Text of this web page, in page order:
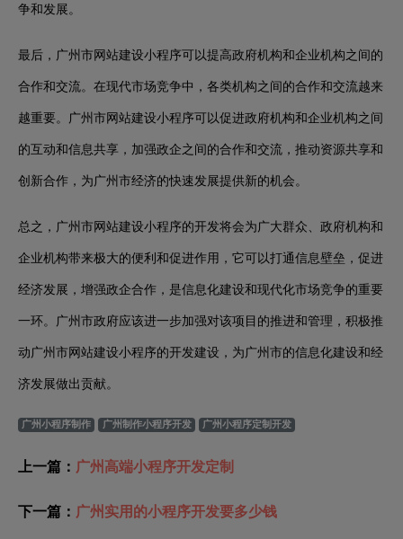
争和发展。
最后，广州市网站建设小程序可以提高政府机构和企业机构之间的
合作和交流。在现代市场竞争中，各类机构之间的合作和交流越来
越重要。广州市网站建设小程序可以促进政府机构和企业机构之间
的互动和信息共享，加强政企之间的合作和交流，推动资源共享和
创新合作，为广州市经济的快速发展提供新的机会。
总之，广州市网站建设小程序的开发将会为广大群众、政府机构和
企业机构带来极大的便利和促进作用，它可以打通信息壁垒，促进
经济发展，增强政企合作，是信息化建设和现代化市场竞争的重要
一环。广州市政府应该进一步加强对该项目的推进和管理，积极推
动广州市网站建设小程序的开发建设，为广州市的信息化建设和经
济发展做出贡献。
广州小程序制作 广州制作小程序开发 广州小程序定制开发
上一篇： 广州高端小程序开发定制
下一篇： 广州实用的小程序开发要多少钱